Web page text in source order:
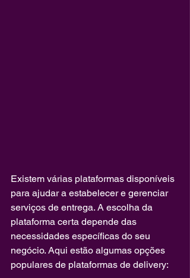
Existem várias plataformas disponíveis
para ajudar a estabelecer e gerenciar
serviços de entrega. A escolha da
plataforma certa depende das
necessidades específicas do seu
negócio. Aqui estão algumas opções
populares de plataformas de delivery: